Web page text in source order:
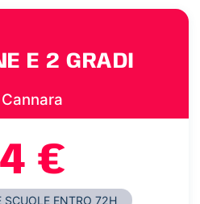
E 2 GRADI
Cannara
€
SCUOLE ENTRO 72H